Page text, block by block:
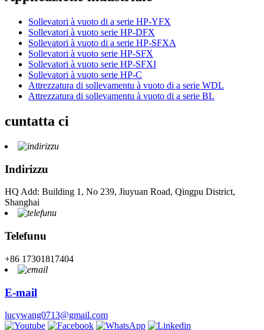
Sollevatori à vuoto di a serie HP-YFX
Sollevatori à vuoto serie HP-DFX
Sollevatori à vuoto di a serie HP-SFXA
Sollevatori à vuoto serie HP-SFX
Sollevatori à vuoto serie HP-SFXI
Sollevatori à vuoto serie HP-C
Attrezzatura di sollevamentu à vuoto di a serie WDL
Attrezzatura di sollevamentu à vuoto di a serie BL
cuntatta ci
Indirizzu
HQ Add: Building 1, No 239, Jiuyuan Road, Qingpu District,
Shanghai
Telefunu
+86 17301817404
E-mail
lucywang0713@gmail.com